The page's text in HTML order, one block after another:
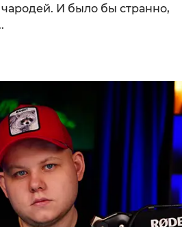
чародей. И было бы странно,